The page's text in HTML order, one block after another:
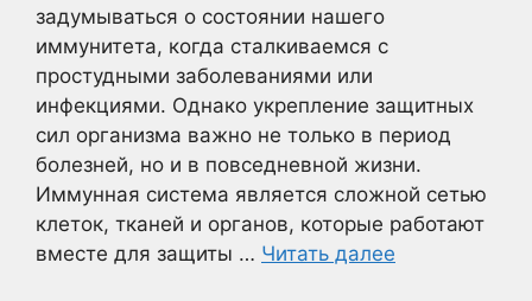
задумываться о состоянии нашего
иммунитета, когда сталкиваемся с
простудными заболеваниями или
инфекциями. Однако укрепление защитных
сил организма важно не только в период
болезней, но и в повседневной жизни.
Иммунная система является сложной сетью
клеток, тканей и органов, которые работают
вместе для защиты … Читать далее